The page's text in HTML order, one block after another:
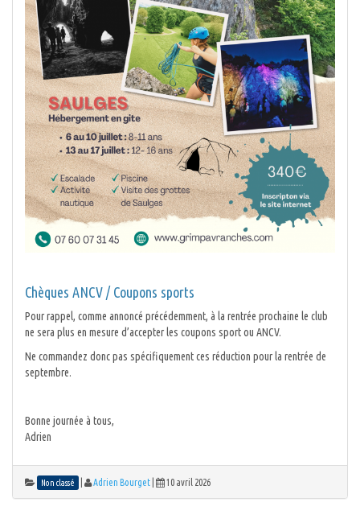
Chèques ANCV / Coupons sports
Pour rappel, comme annoncé précédemment, à la rentrée prochaine le club
ne sera plus en mesure d’accepter les coupons sport ou ANCV.
Ne commandez donc pas spécifiquement ces réduction pour la rentrée de
septembre.
Bonne journée à tous,
Adrien
Non classé Adrien Bourget 10 avril 2026